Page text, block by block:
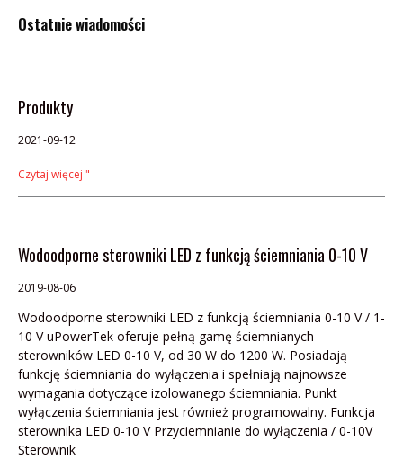
Ostatnie wiadomości
Produkty
2021-09-12
Czytaj więcej "
Wodoodporne sterowniki LED z funkcją ściemniania 0-10 V
2019-08-06
Wodoodporne sterowniki LED z funkcją ściemniania 0-10 V / 1-
10 V uPowerTek oferuje pełną gamę ściemnianych
sterowników LED 0-10 V, od 30 W do 1200 W. Posiadają
funkcję ściemniania do wyłączenia i spełniają najnowsze
wymagania dotyczące izolowanego ściemniania. Punkt
wyłączenia ściemniania jest również programowalny. Funkcja
sterownika LED 0-10 V Przyciemnianie do wyłączenia / 0-10V
Sterownik